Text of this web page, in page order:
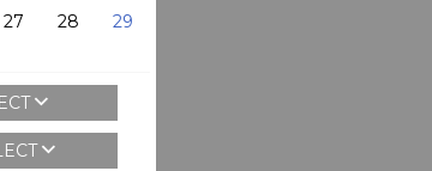
27 28
29